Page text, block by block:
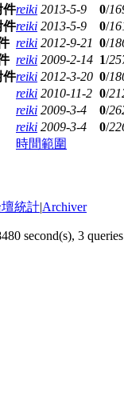
reiki 2013-5-9 0/
reiki 2013-5-9 0/
reiki 2012-9-21 0/
reiki 2009-2-14 1/
reiki 2012-3-20 0/
reiki 2010-11-2 0/
reiki 2009-3-4 0/
reiki 2009-3-4 0/
時間範圍
統計|Archiver
second(s), 3 queries